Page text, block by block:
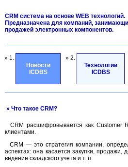
CRM система на основе WEB технологий.
Предназначена для компаний,
продажей электронных компонентов.
» 1.
Новости
ICDBS
» 2.
Технологии
ICDBS
» Что такое CRM?
СRM расшифровывается как Customer
клиентами.
CRM — это стратегия компании,
аспектах: она касается закупки, продажи,
ведение складского учета и т. п.